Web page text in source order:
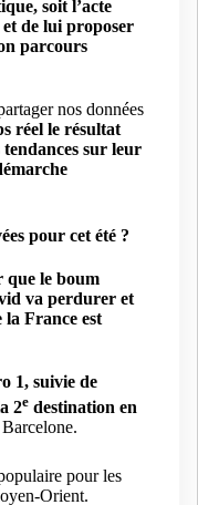
soit l’acte
et de lui proposer
parcours
nos données
réel le résultat
tendances sur leur
pour cet été ?
que le boum
va perdurer et
France est
1, suivie de
2e destination en
pour les
Orient.